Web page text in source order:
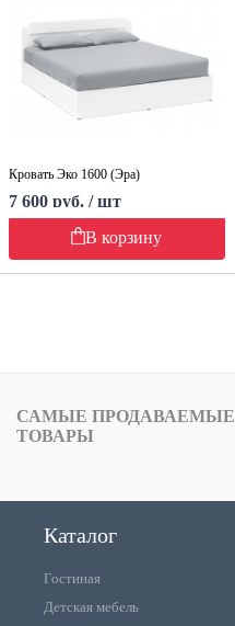
Кровать Эко 1600 (Эра)
7 600 руб. / шт
В корзину
САМЫЕ ПРОДАВАЕМЫЕ
ТОВАРЫ
Каталог
Гостиная
Детская мебель